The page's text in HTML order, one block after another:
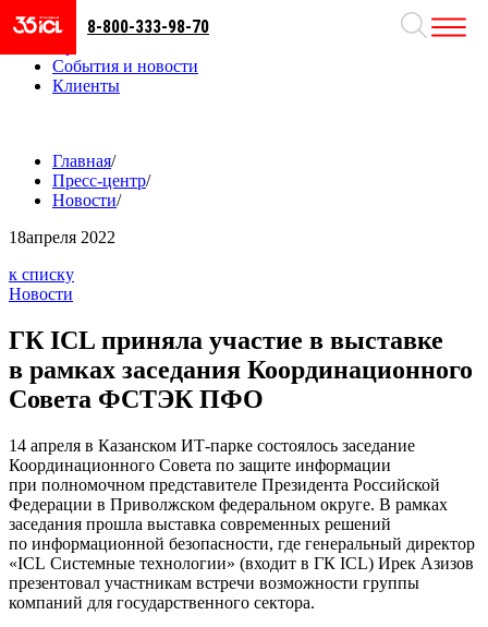
Направления
События и новости
Клиенты
8-800-333-98-70
Главная/
Пресс-центр/
Новости/
18апреля 2022
к списку
Новости
ГК ICL приняла участие в выставке
в рамках заседания Координационного
Совета ФСТЭК ПФО
14 апреля в Казанском ИТ-парке состоялось заседание
Координационного Совета по защите информации
при полномочном представителе Президента Российской
Федерации в Приволжском федеральном округе. В рамках
заседания прошла выставка современных решений
по информационной безопасности, где генеральный директор
«ICL Системные технологии» (входит в ГК ICL) Ирек Азизов
презентовал участникам встречи возможности группы
компаний для государственного сектора.